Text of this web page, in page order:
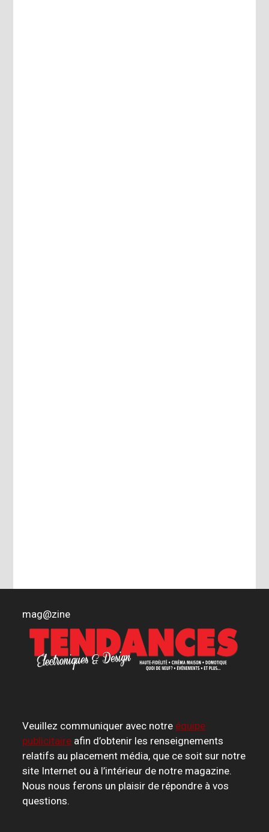
mag@zine
Veuillez communiquer avec notre équipe
publicitaire afin d’obtenir les renseignements
relatifs au placement média, que ce soit sur notre
site Internet ou à l’intérieur de notre magazine.
Nous nous ferons un plaisir de répondre à vos
questions.